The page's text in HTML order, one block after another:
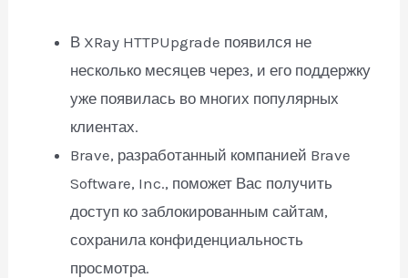
В XRay HTTPUpgrade появился не
несколько месяцев через, и его поддержку
уже появилась во многих популярных
клиентах.
Brave, разработанный компанией Brave
Software, Inc., поможет Вас получить
доступ ко заблокированным сайтам,
сохранила конфиденциальность
просмотра.